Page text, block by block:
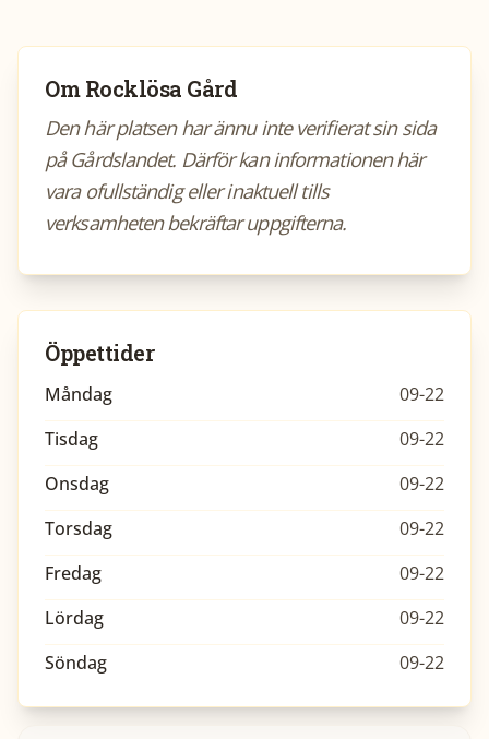
OmRocklösa Gård
Den här platsen har ännu inte verifierat sin sida
på Gårdslandet. Därför kan informationen här
vara ofullständig eller inaktuell tills
verksamheten bekräftar uppgifterna.
Öppettider
Måndag
09-22
Tisdag
09-22
Onsdag
09-22
Torsdag
09-22
Fredag
09-22
Lördag
09-22
Söndag
09-22